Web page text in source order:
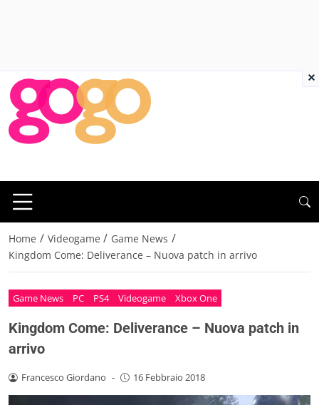
Home / Videogame / Game News /
Kingdom Come: Deliverance – Nuova patch in arrivo
Game News PC PS4 Videogame Xbox One
Kingdom Come: Deliverance – Nuova patch in
arrivo
Francesco Giordano - 16 Febbraio 2018
×